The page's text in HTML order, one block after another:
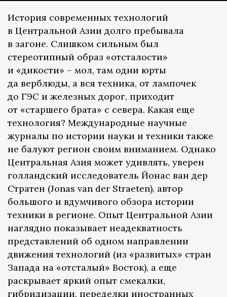
История современных технологий
в Центральной Азии долго пребывала
в загоне. Слишком сильным был
стереотипный образ «отсталости»
и «дикости» – мол, там одни юрты
да верблюды, а вся техника, от лампочек
до ГЭС и железных дорог, приходит
от «старшего брата» с севера. Какая еще
технология? Международные научные
журналы по истории науки и техники также
не балуют регион своим вниманием. Однако
Центральная Азия может удивлять, уверен
голландский исследователь Йонас ван дер
Стратен (Jonas van der Straeten), автор
большого и вдумчивого обзора истории
техники в регионе. Опыт Центральной Азии
наглядно показывает неадекватность
представлений об одном направлении
движения технологий (из «развитых» стран
Запада на «отсталый» Восток), а еще
раскрывает яркий опыт смекалки,
гибридизации, переделки иностранных